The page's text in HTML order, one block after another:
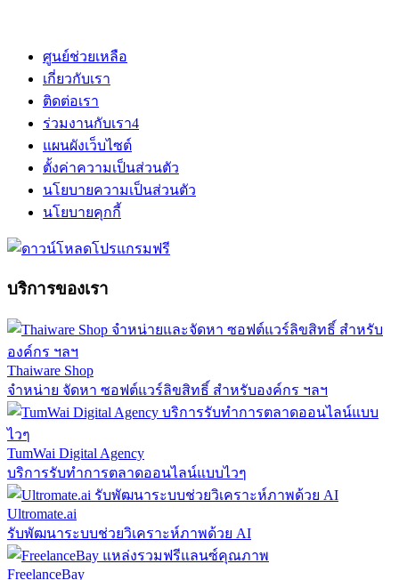
ศูนย์ช่วยเหลือ
เกี่ยวกับเรา
ติดต่อเรา
ร่วมงานกับเรา4
แผนผังเว็บไซต์
ตั้งค่าความเป็นส่วนตัว
นโยบายความเป็นส่วนตัว
นโยบายคุกกี้
บริการของเรา
Thaiware Shop
จำหน่าย จัดหา ซอฟต์แวร์ลิขสิทธิ์ สำหรับองค์กร ฯลฯ
TumWai Digital Agency
บริการรับทำการตลาดออนไลน์แบบไวๆ
Ultromate.ai
รับพัฒนาระบบช่วยวิเคราะห์ภาพด้วย AI
FreelanceBay